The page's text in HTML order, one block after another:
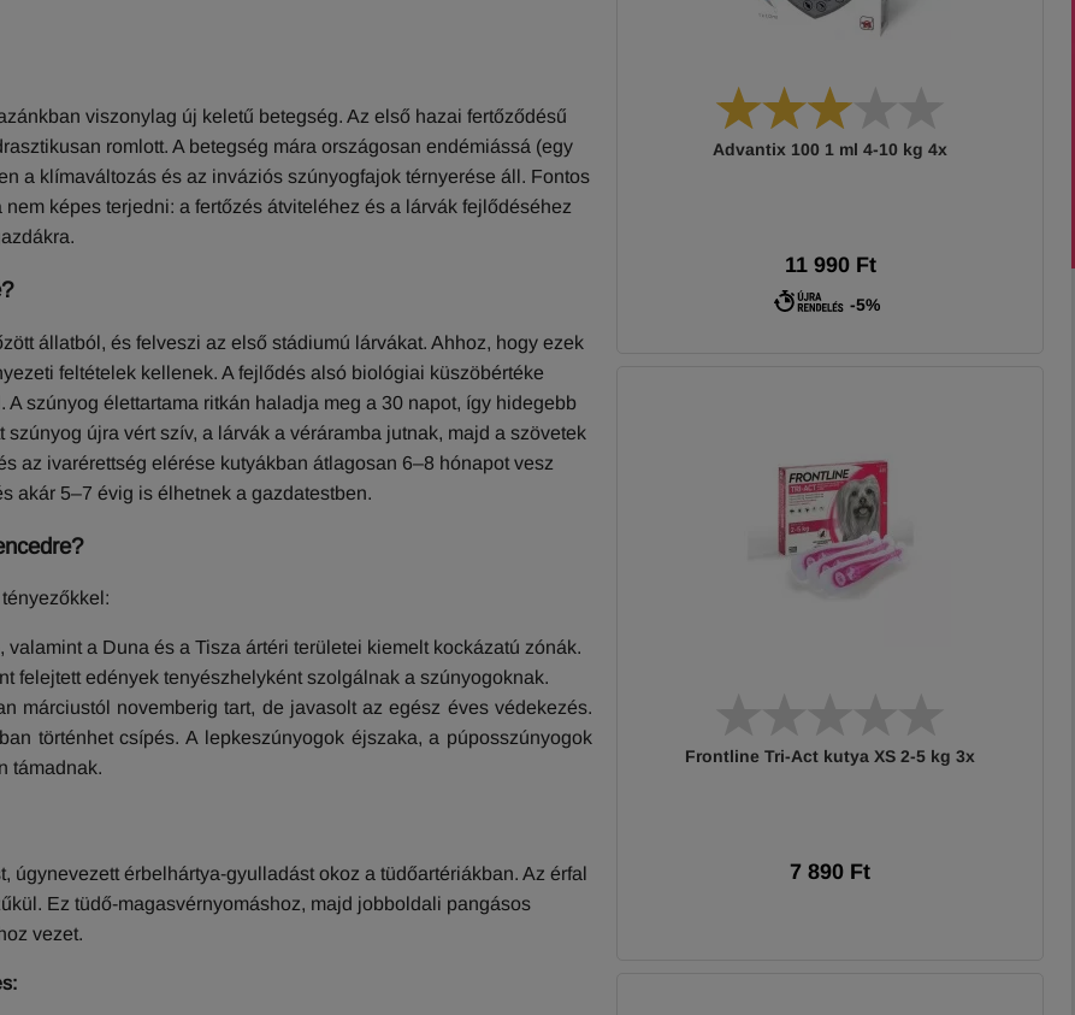
viszonylag új keletű betegség. Az első hazai fertőződésű
romlott. A betegség mára országosan endémiássá (egy
a klímaváltozás és az inváziós szúnyogfajok térnyerése áll. Fontos
képes terjedni: a fertőzés átviteléhez és a lárvák fejlődéséhez
állatból, és felveszi az első stádiumú lárvákat. Ahhoz, hogy ezek
feltételek kellenek. A fejlődés alsó biológiai küszöbértéke
szúnyog élettartama ritkán haladja meg a 30 napot, így hidegebb
újra vért szív, a lárvák a véráramba jutnak, majd a szövetek
az ivarérettség elérése kutyákban átlagosan 6–8 hónapot vesz
akár 5–7 évig is élhetnek a gazdatestben.
a Duna és a Tisza ártéri területei kiemelt kockázatú zónák.
felejtett edények tenyészhelyként szolgálnak a szúnyogoknak.
márciustól novemberig tart, de javasolt az egész éves védekezés.
történhet csípés. A lepkeszúnyogok éjszaka, a púposszúnyogok
támadnak.
érbelhártya-gyulladást okoz a tüdőartériákban. Az érfal
Ez tüdő-magasvérnyomáshoz, majd jobboldali pangásos
vezet.
Advantix 100 1 ml 4-10 kg 4x
11 990 Ft
-5%
Frontline Tri-Act kutya XS 2-5 kg 3x
7 890 Ft